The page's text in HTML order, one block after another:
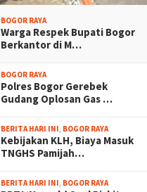
BOGOR RAYA
Warga Respek Bupati Bogor
Berkantor di M…
BOGOR RAYA
Polres Bogor Gerebek
Gudang Oplosan Gas …
BERITA HARI INI, BOGOR RAYA
Kebijakan KLH, Biaya Masuk
TNGHS Pamijah…
BERITA HARI INI, BOGOR RAYA